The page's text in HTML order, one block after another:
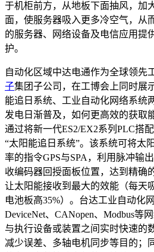
于机柜前方，从地板下面抽风，加
面，使服务器吸入更多冷空气，从
的服务器、网络设备及电信应用提
护。
自动化区域中达电通作为全球领
子集团子公司，在工博会上同时展
能追日系统、工业自动化网络系统
发电日渐普及，如何更高效的获取
通过将新一代ES2/EX2系列PLC搭
“太阳能追日系统”。该系统可将太
率的指令GPS与SPA，利用脉冲输
收编码器回授面板位置，达到精确
让太阳能接收到最大的效能（每天
电池板高35%）。台达工业自动化
DeviceNet、CANopen、Modbus等
与执行设备或装置之间实时快速的
减少误差、多轴电机同步等目的；